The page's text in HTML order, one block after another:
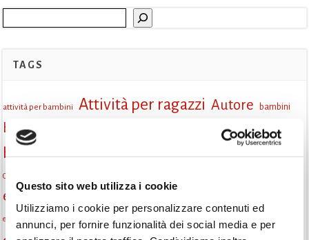
Questo sito web utilizza i cookie
Utilizziamo i cookie per personalizzare contenuti ed
annunci, per fornire funzionalità dei social media e per
TAGS
attività per bambini Attività per ragazzi Autore bambini
biblioteca
biblioteca Monselice Biblioteca San Biagio
Centro per il libro e la lettura
eventi culturali
eventi Monselice famiglie Fiaccole della lettura